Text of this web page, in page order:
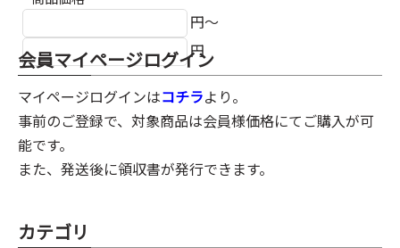
円～
円
会員マイページログイン
マイページログインはコチラより。
事前のご登録で、対象商品は会員様価格にてご購入が可
能です。
また、発送後に領収書が発行できます。
カテゴリ